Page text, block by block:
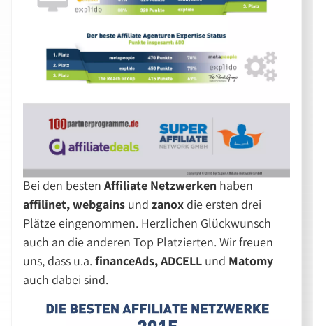
Bei den bestenAffiliate Netzwerken haben
affilinet, webgains undzanox die ersten drei
Plätze eingenommen. Herzlichen Glückwunsch
auch an die anderen Top Platzierten. Wir freuen
uns, dass u.a.financeAds, ADCELL und Matomy
auch dabei sind.